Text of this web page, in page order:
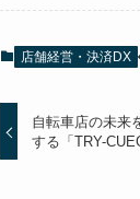
店舗経営・決済DX
自転車店の未来
する「TRY-